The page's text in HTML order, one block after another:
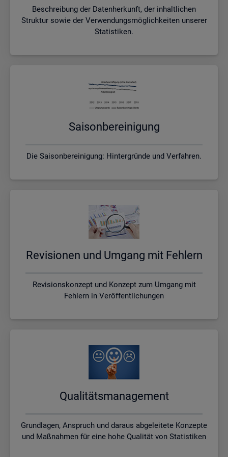
Beschreibung der Datenherkunft, der inhaltlichen
Struktur sowie der Verwendungsmöglichkeiten unserer
Statistiken.
Sai­son­be­rei­ni­gung
Die Saisonbereinigung: Hintergründe und Verfahren.
Re­vi­sio­nen und Um­gang mit Feh­lern
Revisionskonzept und Konzept zum Umgang mit
Fehlern in Veröffentlichungen
Qua­li­täts­ma­nage­ment
Grundlagen, Anspruch und daraus abgeleitete Konzepte
und Maßnahmen für eine hohe Qualität von Statistiken